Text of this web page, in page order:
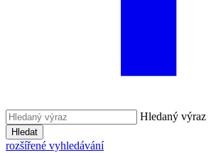
Hledaný výraz
Hledat
rozšířené vyhledávání